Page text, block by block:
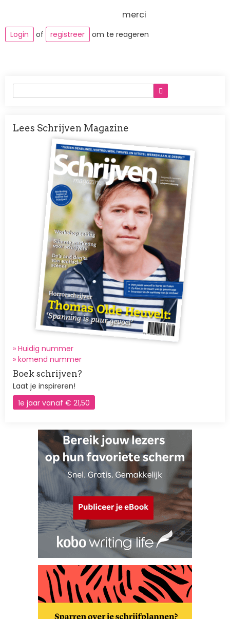
merci
Login of registreer om te reageren
Lees Schrijven Magazine
Afbeelding
» Huidig nummer
» komend nummer
Boek schrijven?
Laat je inspireren!
1e jaar vanaf € 21,50